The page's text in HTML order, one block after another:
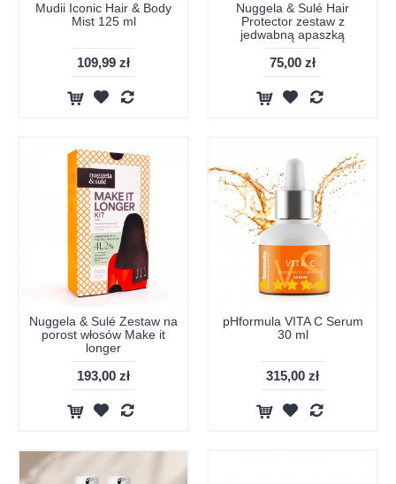
Mudii Iconic Hair & Body
Mist 125 ml
109,99 zł
Nuggela & Sulé Hair
Protector zestaw z
jedwabną apaszką
75,00 zł
Nuggela & Sulé Zestaw na
porost włosów Make it
longer
193,00 zł
pHformula VITA C Serum
30 ml
315,00 zł